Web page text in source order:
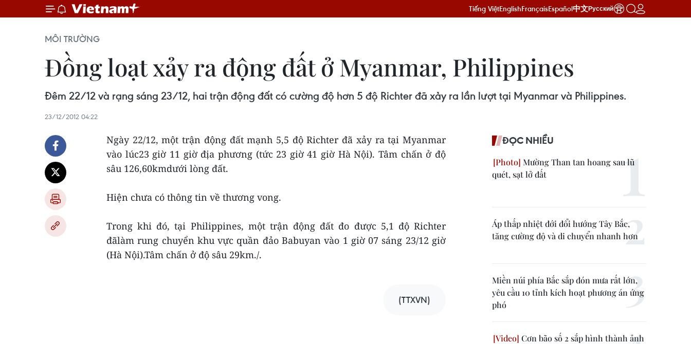
Tiếng ViệtEnglishFrançaisEspañol中文Русский
MÔI TRƯỜNG
Đồng loạt xảy ra động đất ở Myanmar, Philippines
Đêm 22/12 và rạng sáng 23/12, hai trận động đất có cường độ hơn 5 độ Richter đã xảy ra lần lượt tại Myanmar và Philippines.
23/12/2012 04:22
Ngày 22/12, một trận động đất mạnh 5,5 độ Richter đã xảy ra tại Myanmar
vào lúc23 giờ 11 giờ địa phương (tức 23 giờ 41 giờ Hà Nội). Tâm chấn ở độ
sâu 126,60kmdưới lòng đất.
Hiện chưa có thông tin về thương vong.
Trong khi đó, tại Philippines, một trận động đất đo được 5,1 độ Richter
đãlàm rung chuyển khu vực quần đảo Babuyan vào 1 giờ 07 sáng 23/12 giờ
(Hà Nội).Tâm chấn ở độ sâu 29km./.
(TTXVN)
ĐỌC NHIỀU
Mường Than tan hoang sau lũ
quét, sạt lở đất
Áp thấp nhiệt đới đổi hướng Tây Bắc,
tăng cường độ và di chuyển nhanh hơn
Miền núi phía Bắc sắp đón mưa rất lớn,
yêu cầu 10 tỉnh kích hoạt phương án ứng
phó
Cơn bão số 2 sắp hình thành ảnh